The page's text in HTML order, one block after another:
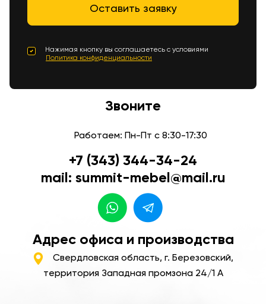
Нажимая кнопку вы соглашаетесь с условиями
Политика конфиденциальности
Звоните
Работаем: Пн-Пт с 8:30-17:30
+7 (343) 344-34-24
mail: summit-mebel@mail.ru
Адрес офиса и производства
Свердловская область, г. Березовский,
территория Западная промзона 24/1 А